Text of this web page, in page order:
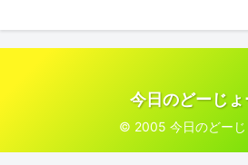
今日のどーじ
© 2005 今日のどーじ